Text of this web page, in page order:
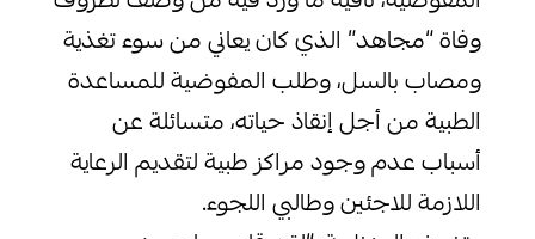
وفاة “مجاهد” الذي كان يعاني من سوء تغذية
ومصاب بالسل، وطلب المفوضية للمساعدة
الطبية من أجل إنقاذ حياته، متسائلة عن
أسباب عدم وجود مراكز طبية لتقديم الرعاية
اللازمة للاجئين وطالبي اللجوء.